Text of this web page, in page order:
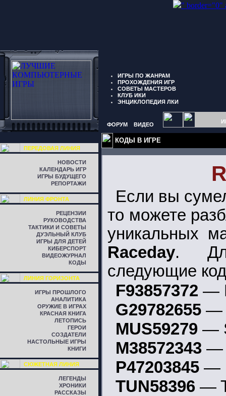
" border="0"
ИГРЫ ПО ЖАНРАМ
ПРОХОЖДЕНИЯ ИГР
СОВЕТЫ МАСТЕРОВ
КЛУБ ИКИ
ЭНЦИКЛОПЕДИЯ ЛКИ
ФОРУМ ВИДЕО
ПЕРЕДОВАЯ ЛИНИЯ
НОВОСТИ
КАЛЕНДАРЬ ИГР
ИГРЫ БУДУЩЕГО
РЕПОРТАЖИ
ЛИНИЯ ФРОНТА
РЕЦЕНЗИИ
РУКОВОДСТВА
ТАКТИКИ И СОВЕТЫ
ДУЭЛЬНЫЙ КЛУБ
ИГРЫ ДЛЯ ДЕТЕЙ
КИБЕРСПОРТ
ВИДЕОЖУРНАЛ
КОДЫ
ЛИНИЯ ГОРИЗОНТА
ИГРЫ ПРОШЛОГО
АНАЛИТИКА
ОРУЖИЕ В ИГРАХ
КРАСНАЯ КНИГА
ЛЕТОПИСЬ
ГЕРОИ
СОЗДАТЕЛИ
НАСТОЛЬНЫЕ ИГРЫ
КНИГИ
СЮЖЕТНАЯ ЛИНИЯ
ЛЕГЕНДЫ
ХРОНИКИ
РАССКАЗЫ
КОДЫ В ИГРЕ
Если вы
то можете
уникальных
Raceday.
следующие
F93857372 —
G29782655 —
MUS59279 —
M38572343 —
P47203845 —
TUN58396 —